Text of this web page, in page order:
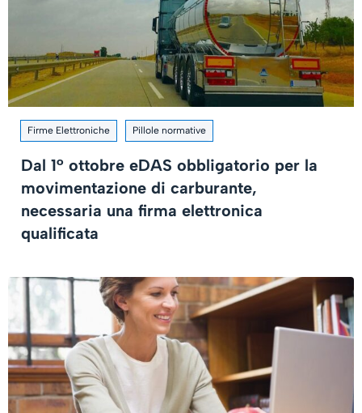
Firme Elettroniche Pillole normative
Dal 1° ottobre eDAS obbligatorio per la
movimentazione di carburante,
necessaria una firma elettronica
qualificata